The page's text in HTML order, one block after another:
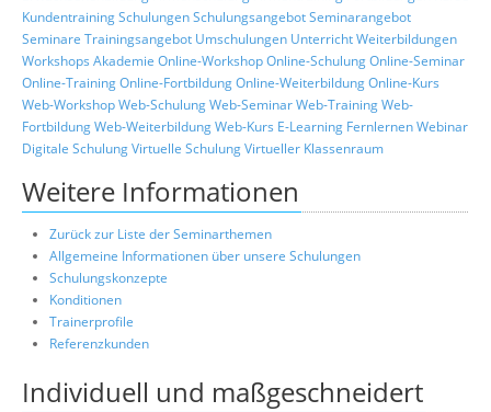
KundentrainingSchulungenSchulungsangebotSeminarangebot
Seminare Trainingsangebot Umschulungen UnterrichtWeiterbildungen
Workshops Akademie Online-WorkshopOnline-SchulungOnline-Seminar
Online-TrainingOnline-FortbildungOnline-WeiterbildungOnline-Kurs
Web-WorkshopWeb-SchulungWeb-SeminarWeb-TrainingWeb-
FortbildungWeb-WeiterbildungWeb-Kurs E-Learning FernlernenWebinar
Digitale SchulungVirtuelle SchulungVirtueller Klassenraum
Weitere Informationen
Zurück zur Liste der Seminarthemen
Allgemeine Informationen über unsere Schulungen
Schulungskonzepte
Konditionen
Trainerprofile
Referenzkunden
Individuell und maßgeschneidert